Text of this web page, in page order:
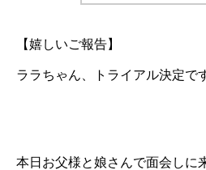
【嬉しいご報告】
ララちゃん、トライアル決定で
本日お父様と娘さんで面会しに